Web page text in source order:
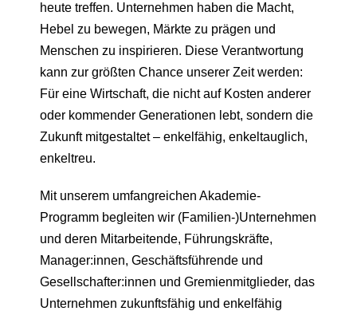
heute treffen. Unternehmen haben die Macht,
Hebel zu bewegen, Märkte zu prägen und
Menschen zu inspirieren. Diese Verantwortung
kann zur größten Chance unserer Zeit werden:
Für eine Wirtschaft, die nicht auf Kosten anderer
oder kommender Generationen lebt, sondern die
Zukunft mitgestaltet – enkelfähig, enkeltauglich,
enkeltreu.
Mit unserem umfangreichen Akademie-
Programm begleiten wir (Familien-)Unternehmen
und deren Mitarbeitende, Führungskräfte,
Manager:innen, Geschäftsführende und
Gesellschafter:innen und Gremienmitglieder, das
Unternehmen zukunftsfähig und enkelfähig